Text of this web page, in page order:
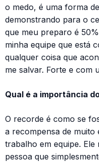
o medo, é uma forma
demonstrando para o
que meu preparo é
minha equipe que está
qualquer coisa que
me salvar. Forte e com
Qual é a importância
O recorde é como se
a recompensa de muito
trabalho em equipe.
pessoa que